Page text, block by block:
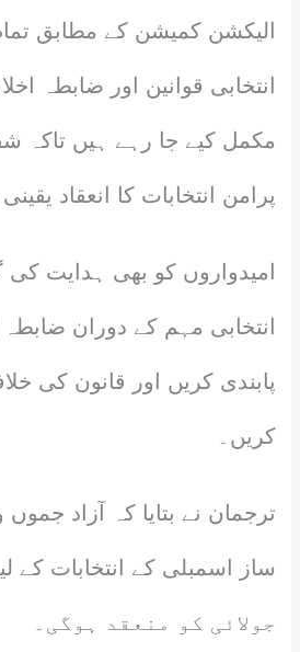
الیکشن کمیشن کے مطابق
انتخابی قوانین اور ضابطہ
مکمل کیے جا رہے ہیں تاکہ
پرامن انتخابات کا انعقاد
امیدواروں کو بھی ہدایت
انتخابی مہم کے دوران
پابندی کریں اور قانون کی
کریں۔
ترجمان نے بتایا کہ آزاد
جولائی کو منعقد ہوگی۔